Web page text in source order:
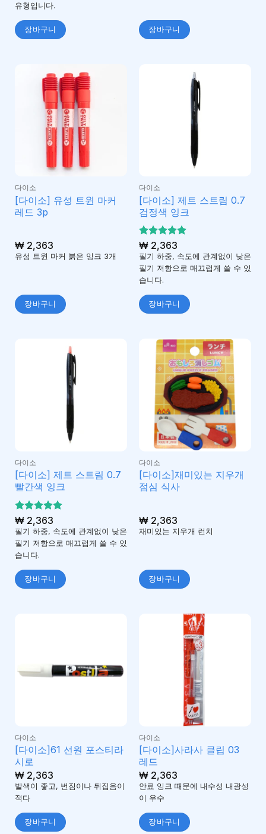
유형입니다.
장바구니 장바구니
다이소
[다이소] 유성 트윈 마커
레드 3p
₩2,363
유성 트윈 마커 붉은 잉크 3개
장바구니
다이소
[다이소] 제트 스트림 0.7
검정색 잉크
5 중에서
5로 평가
됨
₩2,363
필기 하중, 속도에 관계없이 낮은
필기 저항으로 매끄럽게 쓸 수 있
습니다.
장바구니
다이소
[다이소] 제트 스트림 0.7
빨간색 잉크
5 중에서
5로 평가
됨
₩2,363
필기 하중, 속도에 관계없이 낮은
필기 저항으로 매끄럽게 쓸 수 있
습니다.
장바구니
다이소
[다이소]재미있는 지우개
점심 식사
₩2,363
재미있는 지우개 런치
장바구니
다이소
[다이소]61 선원 포스티라
시로
₩2,363
발색이 좋고, 번짐이나 뒤집음이
적다
장바구니
다이소
[다이소]사라사 클립 03
레드
₩2,363
안료 잉크 때문에 내수성 내광성
이 우수
장바구니